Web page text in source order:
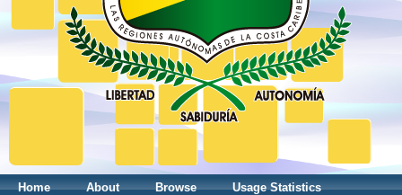
Home About Browse Usage Statistics